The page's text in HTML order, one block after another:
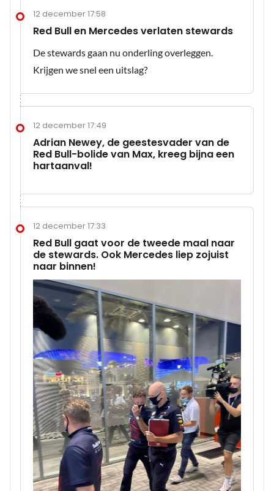
12 december 17:58
Red Bull en Mercedes verlaten stewards
De stewards gaan nu onderling overleggen.
Krijgen we snel een uitslag?
12 december 17:49
Adrian Newey, de geestesvader van de
Red Bull-bolide van Max, kreeg bijna een
hartaanval!
12 december 17:33
Red Bull gaat voor de tweede maal naar
de stewards. Ook Mercedes liep zojuist
naar binnen!